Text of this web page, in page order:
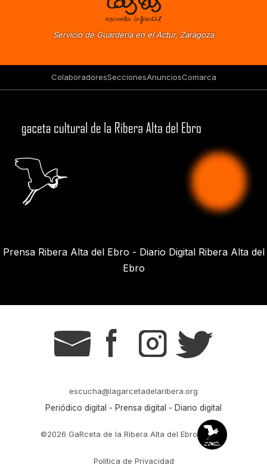
Servicio de Guardería en el Actur, Zaragoza
ColaboradoresSeccionesAnunciosComarca
Prensa Ribera Alta del Ebro - Diario Digital Ribera Alta del
Ebro
g s t r
escucha@lagarcetadelaribera.org
Periódico digital - Prensa digital - Diario digital
©2026 GaRceta de la Ribera Alta del Ebro
Política de Privacidad